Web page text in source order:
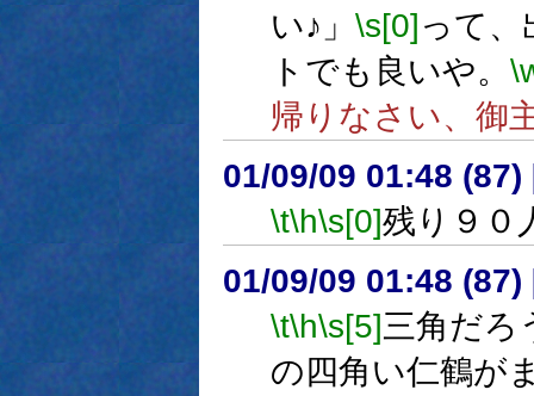
い♪」 \s[0]って
トでも良いや。
帰りなさい、御
01/09/09 01:48 (87)
\t\h\s[0]残り９０
01/09/09 01:48 (87)
\t\h\s[5]三角だろ
の四角い仁鶴が